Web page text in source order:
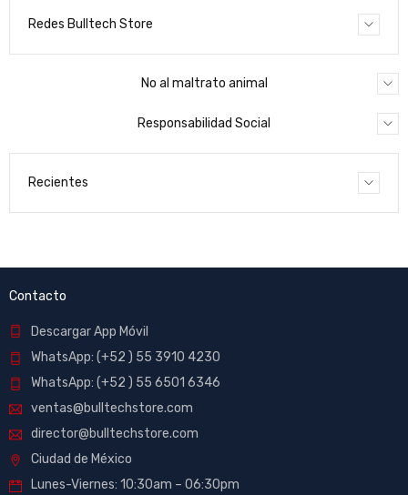
Redes Bulltech Store
No al maltrato animal
Responsabilidad Social
Recientes
Contacto
Descargar App Móvil
WhatsApp: (+52 ) 55 3910 4230
WhatsApp: (+52 ) 55 6501 6346
ventas@bulltechstore.com
director@bulltechstore.com
Ciudad de México
Lunes-Viernes: 10:30am – 06:30pm